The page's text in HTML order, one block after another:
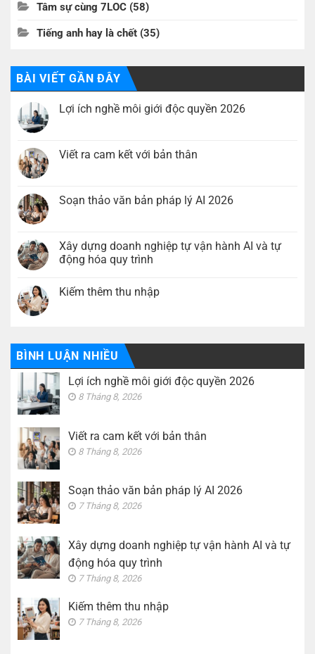
Tâm sự cùng 7LOC (58)
Tiếng anh hay là chết (35)
BÀI VIẾT GẦN ĐÂY
Lợi ích nghề môi giới độc quyền 2026
luận
ở
môi
giới
Viết ra cam kết với bản thân
luận
ở
kết
với
bản
Soạn thảo văn bản pháp lý AI 2026
luận
ở
Soạn
bản
pháp
Xây dựng doanh nghiệp tự vận hành AI và tự
động hóa quy trình
bình
nghiệp
tự
vận
hành
động
quy
trình
Kiếm thêm thu nhập
ở
Kiếm
thêm
thu
nhập
BÌNH LUẬN NHIỀU
Lợi ích nghề môi giới độc quyền 2026
8 Tháng 8, 2026
Viết ra cam kết với bản thân
8 Tháng 8, 2026
Soạn thảo văn bản pháp lý AI 2026
7 Tháng 8, 2026
Xây dựng doanh nghiệp tự vận hành AI và tự
động hóa quy trình
7 Tháng 8, 2026
Kiếm thêm thu nhập
7 Tháng 8, 2026